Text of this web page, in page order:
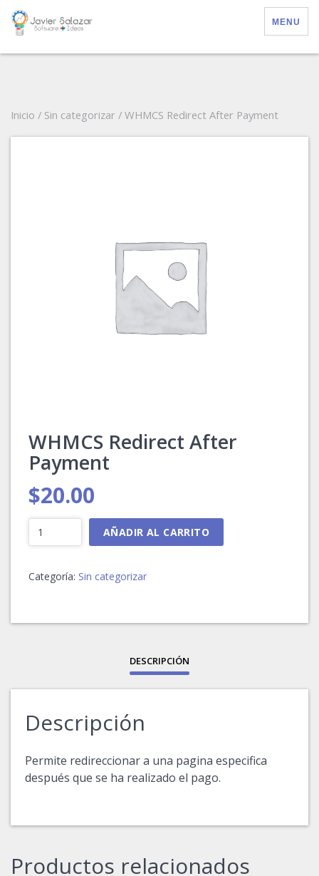
MENU
Inicio / Sin categorizar / WHMCS Redirect After Payment
WHMCS Redirect After
Payment
$20.00
WHMCS
Redirect
Payment
AÑADIR AL CARRITO
Categoría: Sin categorizar
DESCRIPCIÓN
Descripción
Permite redireccionar a una pagina especifica
después que se ha realizado el pago.
Productos relacionados